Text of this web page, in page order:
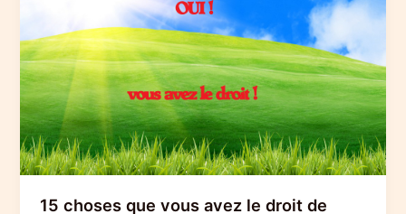
15 choses que vous avez le droit de